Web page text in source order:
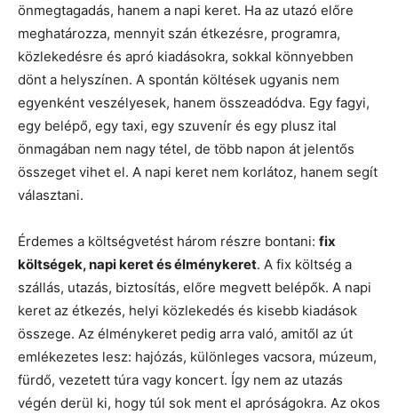
önmegtagadás, hanem a napi keret. Ha az utazó előre
meghatározza, mennyit szán étkezésre, programra,
közlekedésre és apró kiadásokra, sokkal könnyebben
dönt a helyszínen. A spontán költések ugyanis nem
egyenként veszélyesek, hanem összeadódva. Egy fagyi,
egy belépő, egy taxi, egy szuvenír és egy plusz ital
önmagában nem nagy tétel, de több napon át jelentős
összeget vihet el. A napi keret nem korlátoz, hanem segít
választani.
Érdemes a költségvetést három részre bontani: fix
költségek, napi keret és élménykeret. A fix költség a
szállás, utazás, biztosítás, előre megvett belépők. A napi
keret az étkezés, helyi közlekedés és kisebb kiadások
összege. Az élménykeret pedig arra való, amitől az út
emlékezetes lesz: hajózás, különleges vacsora, múzeum,
fürdő, vezetett túra vagy koncert. Így nem az utazás
végén derül ki, hogy túl sok ment el apróságokra. Az okos